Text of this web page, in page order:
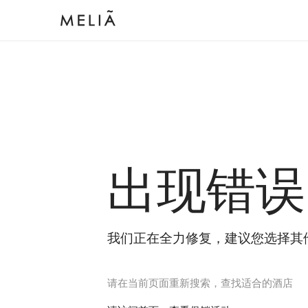
出现错误
我们正在全力修复，建议您选择其
请在当前页面重新搜索，查找适合的酒店